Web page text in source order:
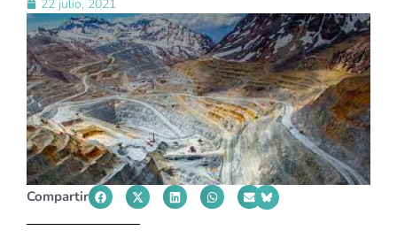
22 julio, 2021
Compartir